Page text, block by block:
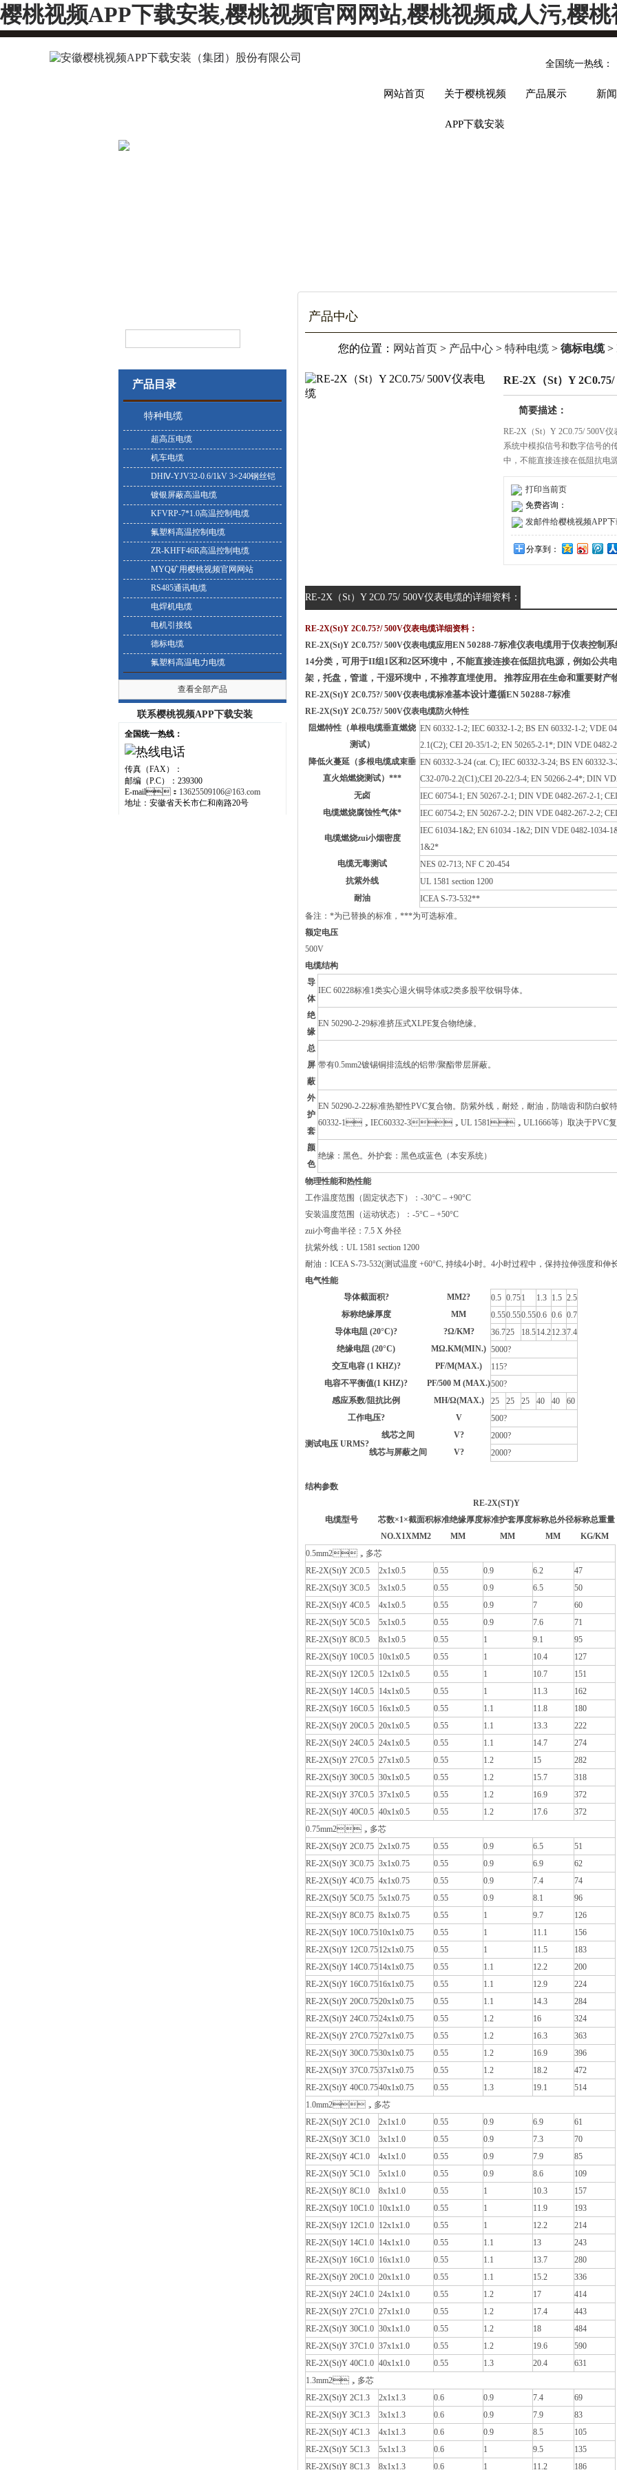
樱桃视频APP下载安装,樱桃视频官网网站,樱桃视频成人污,樱
全国统一热线：
网站首页 关于樱桃视频
APP下载安装
产品展示 新
产品目录
特种电缆
超高压电缆
机车电缆
DHⅣ-YJV32-0.6/1kV 3×240钢丝铠
装耐寒电缆
镀银屏蔽高温电缆
KFVRP-7*1.0高温控制电缆
氟塑料高温控制电缆
ZR-KHFF46R高温控制电缆
MYQ矿用樱桃视频官网网站
RS485通讯电缆
电焊机电缆
电机引接线
德标电缆
氟塑料高温电力电缆
查看全部产品
联系樱桃视频APP下载安装
全国统一热线：
传真（FAX）：
邮编（P.C）：239300
E-mail： 13625509106@163.com
地址：安徽省天长市仁和南路20号
产品中心
您的位置： 网站首页 > 产品中心 > 特种电缆 > 德标电缆>
RE-2X（St）Y
简要描述：
RE-2X（St）Y 2C0.75​/ 500V
系统中模拟信号和数字信号的传
中，不能直接连接在低阻抗电
安装，支架，托盘，管道
要财产物资的消防防火措施中。
打印当前页
免费咨询：
发邮件给樱桃视频APP下载
分享到：
RE-2X（St）Y 2C0.75​/ 500V仪表电缆的详细资料：
RE-2X(St)Y 2C0.75?/ 500V仪表电缆详细资料：
RE-2X(St)Y 2C0.75?/ 500V仪表电缆应用EN 50288-7标准仪表电缆用于仪表控制系
14分类，可用于II组1区和2区环境中，不能直接连接在低阻抗电源，例如公共电
架，托盘，管道，干湿环境中，不推荐直埋使用。 推荐应用在生命和重要财产
RE-2X(St)Y 2C0.75?/ 500V仪表电缆标准基本设计遵循EN 50288-7标准
RE-2X(St)Y 2C0.75?/ 500V仪表电缆防火特性
阻燃特性（单根电缆垂直燃烧
测试）
EN 60332-1-2; IEC 60332-1-2; BS EN 60332-1-2; VDE
2.1(C2); CEI 20-35/1-2; EN 50265-2-1*; DIN VDE 0482-
降低火蔓延（多根电缆成束垂
直火焰燃烧测试）***
EN 60332-3-24 (cat. C); IEC 60332-3-24; BS EN 60332-
C32-070-2.2(C1);CEI 20-22/3-4; EN 50266-2-4*; DIN
无卤
IEC 60754-1; EN 50267-2-1; DIN VDE 0482-267-2-1;
电缆燃烧腐蚀性气体*
IEC 60754-2; EN 50267-2-2; DIN VDE 0482-267-2-2;
电缆燃烧zui小烟密度
IEC 61034-1&2; EN 61034 -1&2; DIN VDE 0482-1034-
1&2*
电缆无毒测试
NES 02-713; NF C 20-454
抗紫外线
UL 1581 section 1200
耐油
ICEA S-73-532**
备注：*为已替换的标准，***为可选标准。
额定电压
500V
电缆结构
导
体
IEC 60228标准1类实心退火铜导体或2类多股平纹铜导体。
绝
缘
EN 50290-2-29标准挤压式XLPE复合物绝缘。
总
屏
蔽
带有0.5mm2镀锡铜排流线的铝带/聚酯带层屏蔽。
外
护
套
EN 50290-2-22标准热塑性PVC复合物。防紫外线，耐烃，耐油，防啮齿和防
60332-1，IEC60332-3，UL 1581，UL1666等）取决于PVC复合物氧
颜
色
绝缘：黑色。外护套：黑色或蓝色（本安系统）
物理性能和热性能
工作温度范围（固定状态下）：-30°C – +90°C
安装温度范围（运动状态）：-5°C – +50°C
zui小弯曲半径：7.5 X 外径
抗紫外线：UL 1581 section 1200
耐油：ICEA S-73-532(测试温度 +60°C, 持续4小时。4小时过程中，保持拉伸强度和伸
电气性能
导体截面积?
MM2? 0.5 0.751 1.3 1.5 2.5
标称绝缘厚度
MM 0.550.550.550.6 0.6 0.7
导体电阻 (20°C)?
?Ω/KM? 36.725 18.514.212.37.4
绝缘电阻 (20°C)
MΩ.KM(MIN.) 5000?
交互电容 (1 KHZ)?
PF/M(MAX.)
115?
电容不平衡值(1 KHZ)?
PF/500 M (MAX.)500?
感应系数/阻抗比例
ΜH/Ω(MAX.) 25 25 25 40 40
60
工作电压?
V 500?
测试电压 URMS?
线芯之间 V?
2000?
线芯与屏蔽之间
V? 2000?
结构参数
电缆型号
RE-2X(ST)Y
芯数×1×截面积标准绝缘厚度标准护套厚度标称总外径标称总重量
NO.X1XMM2
MM MM MM
KG/KM
0.5mm2，多芯
RE-2X(St)Y 2C0.5
2x1x0.5 0.55 0.9 6.2
47
RE-2X(St)Y 3C0.5
3x1x0.5 0.55 0.9 6.5
50
RE-2X(St)Y 4C0.5
4x1x0.5 0.55 0.9 7
60
RE-2X(St)Y 5C0.5
5x1x0.5 0.55 0.9 7.6
71
RE-2X(St)Y 8C0.5
8x1x0.5 0.55 1 9.1
95
RE-2X(St)Y 10C0.5 10x1x0.5 0.55 1 10.4
127
RE-2X(St)Y 12C0.5 12x1x0.5 0.55 1 10.7
151
RE-2X(St)Y 14C0.5 14x1x0.5 0.55 1 11.3
162
RE-2X(St)Y 16C0.5 16x1x0.5 0.55 1.1 11.8
180
RE-2X(St)Y 20C0.5 20x1x0.5 0.55 1.1 13.3
222
RE-2X(St)Y 24C0.5 24x1x0.5 0.55 1.1 14.7
274
RE-2X(St)Y 27C0.5 27x1x0.5 0.55 1.2 15
282
RE-2X(St)Y 30C0.5 30x1x0.5 0.55 1.2 15.7
318
RE-2X(St)Y 37C0.5 37x1x0.5 0.55 1.2 16.9
372
RE-2X(St)Y 40C0.5 40x1x0.5 0.55 1.2 17.6
372
0.75mm2，多芯
RE-2X(St)Y 2C0.75 2x1x0.75 0.55 0.9 6.5
51
RE-2X(St)Y 3C0.75 3x1x0.75 0.55 0.9 6.9
62
RE-2X(St)Y 4C0.75 4x1x0.75 0.55 0.9 7.4
74
RE-2X(St)Y 5C0.75 5x1x0.75 0.55 0.9 8.1
96
RE-2X(St)Y 8C0.75 8x1x0.75 0.55 1 9.7
126
RE-2X(St)Y 10C0.7510x1x0.75 0.55 1 11.1
156
RE-2X(St)Y 12C0.7512x1x0.75 0.55 1 11.5
183
RE-2X(St)Y 14C0.7514x1x0.75 0.55 1.1 12.2
200
RE-2X(St)Y 16C0.7516x1x0.75 0.55 1.1 12.9
224
RE-2X(St)Y 20C0.7520x1x0.75 0.55 1.1 14.3
284
RE-2X(St)Y 24C0.7524x1x0.75 0.55 1.2 16
324
RE-2X(St)Y 27C0.7527x1x0.75 0.55 1.2 16.3
363
RE-2X(St)Y 30C0.7530x1x0.75 0.55 1.2 16.9
396
RE-2X(St)Y 37C0.7537x1x0.75 0.55 1.2 18.2
472
RE-2X(St)Y 40C0.7540x1x0.75 0.55 1.3 19.1
514
1.0mm2，多芯
RE-2X(St)Y 2C1.0
2x1x1.0 0.55 0.9 6.9
61
RE-2X(St)Y 3C1.0
3x1x1.0 0.55 0.9 7.3
70
RE-2X(St)Y 4C1.0
4x1x1.0 0.55 0.9 7.9
85
RE-2X(St)Y 5C1.0
5x1x1.0 0.55 0.9 8.6
109
RE-2X(St)Y 8C1.0
8x1x1.0 0.55 1 10.3
157
RE-2X(St)Y 10C1.0 10x1x1.0 0.55 1 11.9
193
RE-2X(St)Y 12C1.0 12x1x1.0 0.55 1 12.2
214
RE-2X(St)Y 14C1.0 14x1x1.0 0.55 1.1 13
243
RE-2X(St)Y 16C1.0 16x1x1.0 0.55 1.1 13.7
280
RE-2X(St)Y 20C1.0 20x1x1.0 0.55 1.1 15.2
336
RE-2X(St)Y 24C1.0 24x1x1.0 0.55 1.2 17
414
RE-2X(St)Y 27C1.0 27x1x1.0 0.55 1.2 17.4
443
RE-2X(St)Y 30C1.0 30x1x1.0 0.55 1.2 18
484
RE-2X(St)Y 37C1.0 37x1x1.0 0.55 1.2 19.6
590
RE-2X(St)Y 40C1.0 40x1x1.0 0.55 1.3 20.4
631
1.3mm2，多芯
RE-2X(St)Y 2C1.3
2x1x1.3 0.6 0.9 7.4
69
RE-2X(St)Y 3C1.3
3x1x1.3 0.6 0.9 7.9
83
RE-2X(St)Y 4C1.3
4x1x1.3 0.6 0.9 8.5
105
RE-2X(St)Y 5C1.3
5x1x1.3 0.6 1 9.5
135
RE-2X(St)Y 8C1.3
8x1x1.3 0.6 1 11.2 186